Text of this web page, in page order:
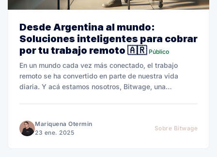
Desde Argentina al mundo:
Soluciones inteligentes para cobrar
por tu trabajo remoto 🇦🇷 Público
En un mundo cada vez más conectado, el trabajo
remoto se ha convertido en parte de nuestra vida
diaria. Y acá estamos nosotros, Bitwage, una
Mariquena Otermin
23 ene. 2025
Sobre Bitwage